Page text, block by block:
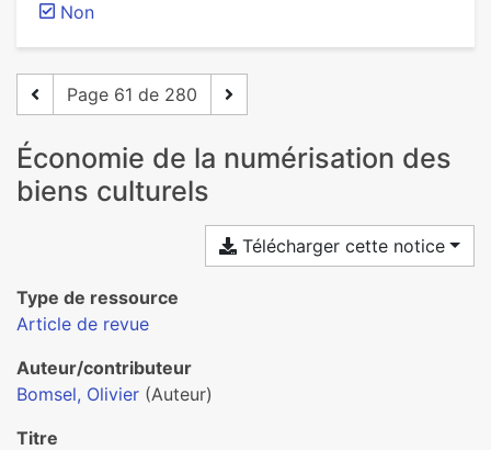
Non
Page 61 de 280
Économie de la numérisation des
biens culturels
Télécharger cette notice
Type de ressource
Article de revue
Auteur/contributeur
Bomsel, Olivier (Auteur)
Titre